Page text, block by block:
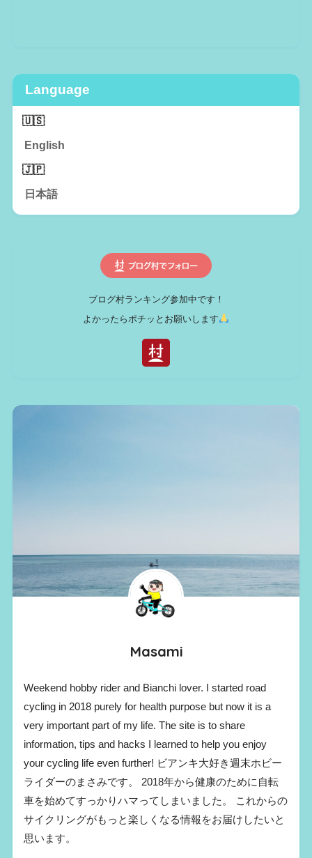
Language
English
日本語
ブログ村ランキング参加中です！
よかったらポチッとお願いします
Masami
Weekend hobby rider and Bianchi lover. I started road
cycling in 2018 purely for health purpose but now it is a
very important part of my life. The site is to share
information, tips and hacks I learned to help you enjoy
your cycling life even further! ビアンキ大好き週末ホビー
ライダーのまさみです。 2018年から健康のために自転
車を始めてすっかりハマってしまいました。 これからの
サイクリングがもっと楽しくなる情報をお届けしたいと
思います。